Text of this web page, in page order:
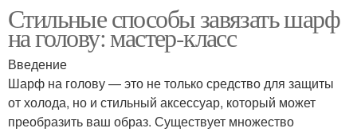
Стильные способы завязать шарф
на голову: мастер-класс
Введение
Шарф на голову — это не только средство для защиты
от холода, но и стильный аксессуар, который может
преобразить ваш образ. Существует множество